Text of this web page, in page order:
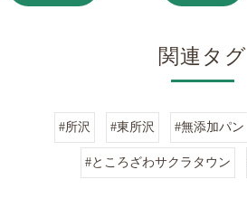
関連タグ
#所沢 #東所沢 #無添加パン
#ところざわサクラタウン